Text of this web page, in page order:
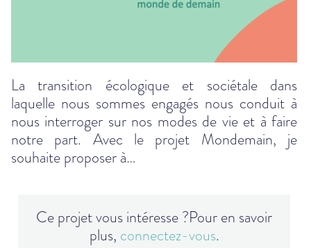
La transition écologique et sociétale dans
laquelle nous sommes engagés nous conduit à
nous interroger sur nos modes de vie et à faire
notre part. Avec le projet Mondemain, je
souhaite proposer à…
Ce projet vous intéresse ?Pour en savoir
plus, connectez-vous.